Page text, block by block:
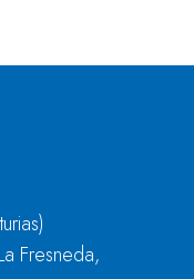
Fresneda,